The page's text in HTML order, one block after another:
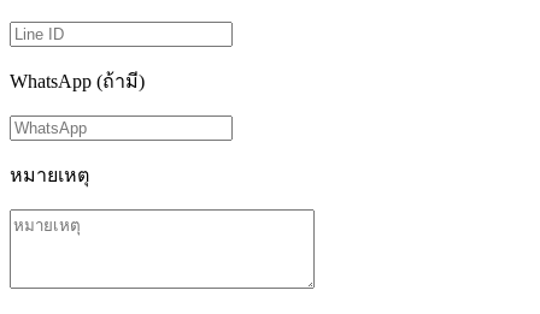
WhatsApp (ถ้ามี)
หมายเหตุ